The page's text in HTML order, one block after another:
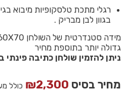
רגלי מתכת טלסקופיות מיבוא
בגוון לבן מבריק .
גדולה יותר בתוספת מחיר
ניתן להזמין שולחן כתיבה
מחיר בסיס ₪2,300 כולל